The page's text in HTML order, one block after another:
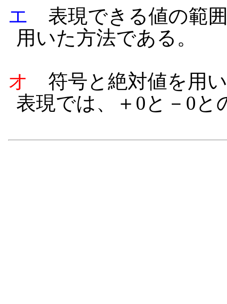
エ 表現できる値の範
用いた方法である。
オ
符号と絶対値を用
表現では、＋0と－0と